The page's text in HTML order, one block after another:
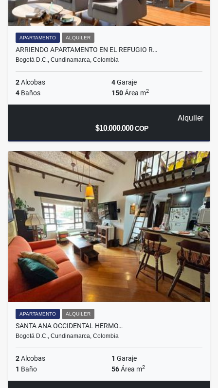
APARTAMENTO ALQUILER
ARRIENDO APARTAMENTO EN EL REFUGIO R…
Bogotá D.C., Cundinamarca, Colombia
2Alcobas 4Garaje
4 Baños 150Área m2
Alquiler
$10.000.000COP
APARTAMENTO ALQUILER
SANTA ANA OCCIDENTAL HERMO…
Bogotá D.C., Cundinamarca, Colombia
2Alcobas 1 Garaje
1 Baño 56Área m2